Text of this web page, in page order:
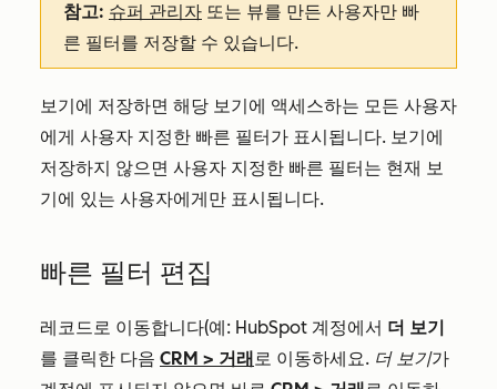
참고: 슈퍼 관리자 또는 뷰를 만든 사용자만 빠
른 필터를 저장할 수 있습니다.
보기에 저장하면 해당 보기에 액세스하는 모든 사용자
에게 사용자 지정한 빠른 필터가 표시됩니다. 보기에
저장하지 않으면 사용자 지정한 빠른 필터는 현재 보
기에 있는 사용자에게만 표시됩니다.
빠른 필터 편집
레코드로 이동합니다(예: HubSpot 계정에서 더 보기
를 클릭한 다음 CRM > 거래 로 이동하세요. 더 보기가